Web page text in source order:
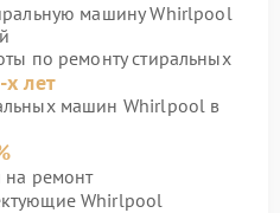
машину Whirlpool
по ремонту стиральных
лет
машин Whirlpool в
на ремонт
Whirlpool